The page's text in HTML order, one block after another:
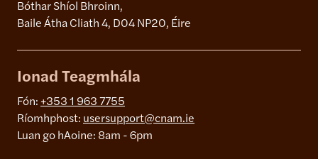
Bóthar Shíol Bhroinn,
Baile Átha Cliath 4, D04 NP20, Éire
Ionad Teagmhála
Fón: +353 1 963 7755
Ríomhphost: usersupport@cnam.ie
Luan go hAoine: 8am - 6pm